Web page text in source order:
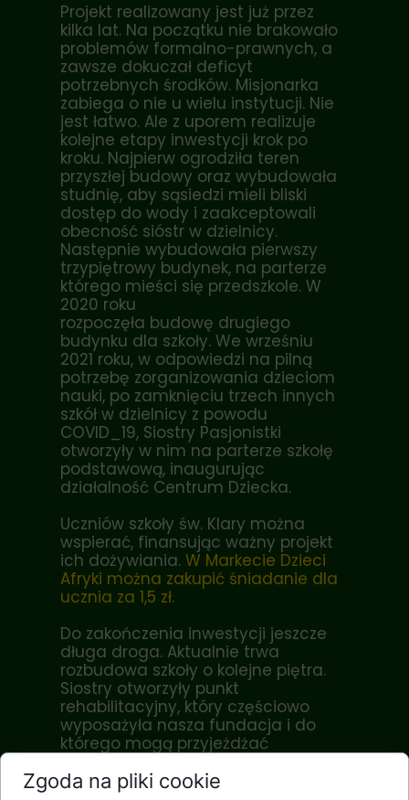
Projekt realizowany jest już przez
kilka lat. Na początku nie brakowało
problemów formalno-prawnych, a
zawsze dokuczał deficyt
potrzebnych środków. Misjonarka
zabiega o nie u wielu instytucji. Nie
jest łatwo. Ale z uporem realizuje
kolejne etapy inwestycji krok po
kroku. Najpierw ogrodziła teren
przyszłej budowy oraz wybudowała
studnię, aby sąsiedzi mieli bliski
dostęp do wody i zaakceptowali
obecność sióstr w dzielnicy.
Następnie wybudowała pierwszy
trzypiętrowy budynek, na parterze
którego mieści się przedszkole. W
2020 roku
rozpoczęła budowę drugiego
budynku dla szkoły. We wrześniu
2021 roku, w odpowiedzi na pilną
potrzebę zorganizowania dzieciom
nauki, po zamknięciu trzech innych
szkół w dzielnicy z powodu
COVID_19, Siostry Pasjonistki
otworzyły w nim na parterze szkołę
podstawową, inaugurując
działalność Centrum Dziecka.
Uczniów szkoły św. Klary można
wspierać, finansując ważny projekt
ich dożywiania. W Markecie Dzieci
Afryki można zakupić śniadanie dla
ucznia za 1,5 zł.
Do zakończenia inwestycji jeszcze
długa droga. Aktualnie trwa
rozbudowa szkoły o kolejne piętra.
Siostry otworzyły punkt
rehabilitacyjny, który częściowo
wyposażyła nasza fundacja i do
którego mogą przyjeżdżać
uruchomią także
Zgoda na pliki cookie